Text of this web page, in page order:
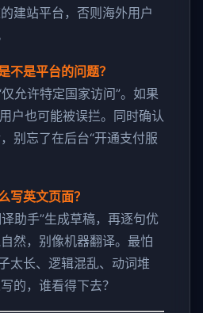
建站平台，否则海外用户
不是平台的问题？
允许特定国家访问”。如果
户也可能被误拦。同时确认
别忘了在后台“开通支付服
写英文页面？
助手”生成草稿，再逐句优
然，别像机器翻译。最怕
太长、逻辑混乱、动词堆
的，谁看得下去？